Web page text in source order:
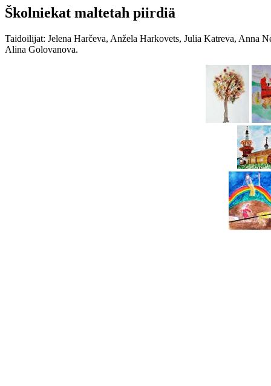
Školniekat maltetah piirdiä
Taidoilijat: Jelena Harčeva, Anžela Harkovets, Julia Katreva, Anna
Alina Golovanova.